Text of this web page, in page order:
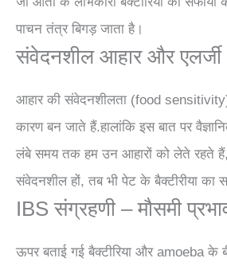
पाचन तंत्र बिगड़ जाता है।
संवेदनशील आहार और एलर्जी
आहार की संवेदनशीलता (food
कारण बन जाते हैं.हालांकि इस बात पर
लंबे समय तक हम उन आहारों को लेते रहते
संवेदनशील हों, तब भी पेट के बैक्टीरीया का
IBS संग्रहणी – मौसमी
ऊपर बताई गई बैक्टीरिया और amoeba